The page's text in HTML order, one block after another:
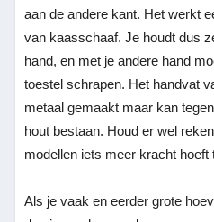
aan de andere kant. Het werkt
van kaasschaaf. Je houdt dus
hand, en met je andere hand
toestel schrapen. Het handvat
metaal gemaakt maar kan
hout bestaan. Houd er wel
modellen iets meer kracht hoeft
Als je vaak en eerder grote